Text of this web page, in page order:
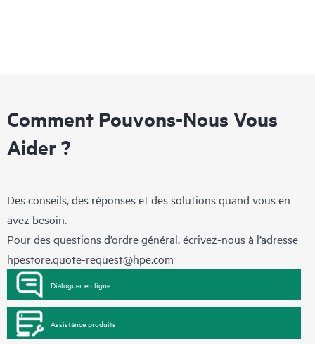
Comment Pouvons-Nous Vous
Aider ?
Des conseils, des réponses et des solutions quand vous en
avez besoin.
Pour des questions d’ordre général, écrivez-nous à l’adresse
hpestore.quote-request@hpe.com
Dialoguer en ligne
Assistance produits